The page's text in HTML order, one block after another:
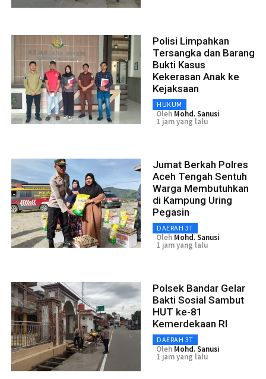
Polisi Limpahkan
Tersangka dan Barang
Bukti Kasus
Kekerasan Anak ke
Kejaksaan
HUKUM
Oleh Mohd. Sanusi
1 jam yang lalu
Jumat Berkah Polres
Aceh Tengah Sentuh
Warga Membutuhkan
di Kampung Uring
Pegasin
DAERAH 3T
Oleh Mohd. Sanusi
1 jam yang lalu
Polsek Bandar Gelar
Bakti Sosial Sambut
HUT ke-81
Kemerdekaan RI
DAERAH 3T
Oleh Mohd. Sanusi
1 jam yang lalu